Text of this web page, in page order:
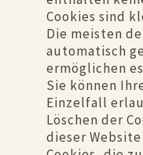
Cookies sind
Die meisten
automatisch
ermöglichen
Sie können
Einzelfall
Löschen der
dieser